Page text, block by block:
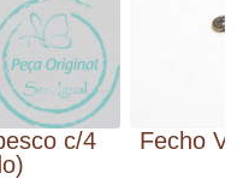
c/4
Fecho